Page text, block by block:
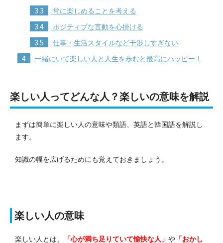
3.3 常に楽しめることを考える
3.4 ポジティブな言動を心掛ける
3.5 仕事・生活スタイルなど干渉しすぎない
4 一緒にいて楽しい人と人生を歩むと最高にハッピー！
楽しい人ってどんな人？楽しいの意味を解説
まずは簡単に楽しい人の意味や類語、英語と韓国語を解説し
ます。
知識の幅を広げるためにも覚えておきましょう。
楽しい人の意味
楽しい人とは、 「心が満ち足りていて愉快な人」 や 「おかし